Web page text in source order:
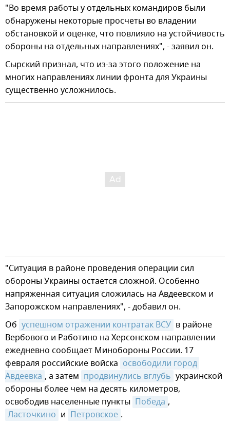
"Во время работы у отдельных командиров были
обнаружены некоторые просчеты во владении
обстановкой и оценке, что повлияло на устойчивость
обороны на отдельных направлениях", - заявил он.
Сырский признал, что из-за этого положение на
многих направлениях линии фронта для Украины
существенно усложнилось.
"Ситуация в районе проведения операции сил
обороны Украины остается сложной. Особенно
напряженная ситуация сложилась на Авдеевском и
Запорожском направлениях", - добавил он.
Об успешном отражении контратак ВСУ в районе
Вербового и Работино на Херсонском направлении
ежедневно сообщает Минобороны России. 17
февраля российские войска освободили город
Авдеевка , а затем продвинулись вглубь украинской
обороны более чем на десять километров,
освободив населенные пункты Победа ,
Ласточкино и Петровское .